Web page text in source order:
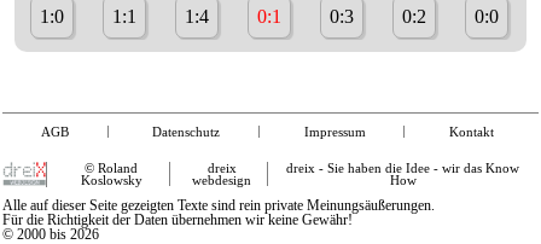
1:0 1:1 1:4 0:1 0:3 0:2 0:0
AGB Datenschutz Impressum Kontakt
© Roland
Koslowsky
dreix
webdesign
dreix - Sie haben die Idee - wir das Know
How
Alle auf dieser Seite gezeigten Texte sind rein private Meinungsäußerungen.
Für die Richtigkeit der Daten übernehmen wir keine Gewähr!
© 2000 bis 2026